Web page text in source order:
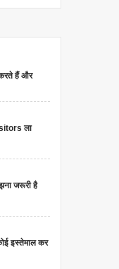
हैं और
ला
जरूरी है
इस्तेमाल कर